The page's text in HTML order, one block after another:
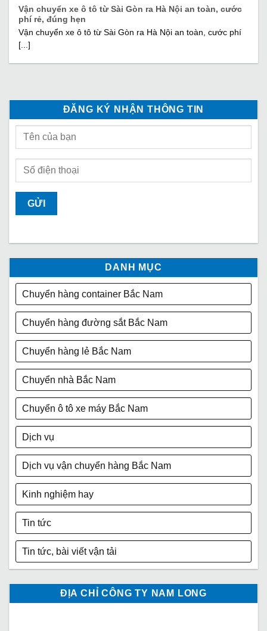
Vận chuyển xe ô tô từ Sài Gòn ra Hà Nội an toàn, cước
phí rẻ, đúng hẹn
Vận chuyển xe ô tô từ Sài Gòn ra Hà Nội an toàn, cước phí
[...]
ĐĂNG KÝ NHẬN THÔNG TIN
DANH MỤC
Chuyển hàng container Bắc Nam
Chuyển hàng đường sắt Bắc Nam
Chuyển hàng lẻ Bắc Nam
Chuyển nhà Bắc Nam
Chuyển ô tô xe máy Bắc Nam
Dịch vụ
Dịch vụ vận chuyển hàng Bắc Nam
Kinh nghiệm hay
Tin tức
Tin tức, bài viết vận tải
ĐỊA CHỈ CÔNG TY NAM LONG